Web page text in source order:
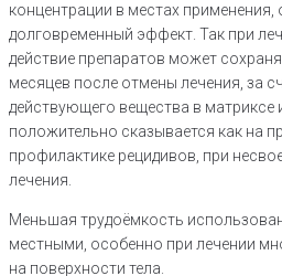
концентрации в местах применения,
долговременный эффект. Так при
действие препаратов может
месяцев после отмены лечения, за
действующего вещества в матриксе
положительно сказывается как на
профилактике рецидивов, при
лечения.
Меньшая трудоёмкость
местными, особенно при лечении
на поверхности тела.